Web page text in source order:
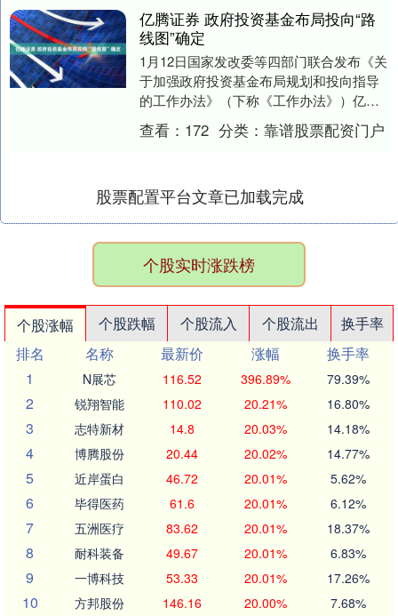
亿腾证券 政府投资基金布局投向“路
线图”确定
1月12日国家发改委等四部门联合发布《关
于加强政府投资基金布局规划和投向指导
的工作办法》（下称《工作办法》）亿腾
证券。 这是首次在国家层面对政府投资基
金的布局和....
查看： 172 分类：靠谱股票配资门户
股票配置平台文章已加载完成
个股实时涨跌榜
个股涨幅 个股跌幅 个股流入 个股流出
换手率
排名
名称 最新价 涨幅
换手率
1
N展芯 116.52 396.89% 79.39%
2 锐翔智能 110.02 20.21% 16.80%
3 志特新材 14.8 20.03% 14.18%
4 博腾股份 20.44 20.02% 14.77%
5 近岸蛋白 46.72 20.01% 5.62%
6 毕得医药 61.6 20.01% 6.12%
7 五洲医疗 83.62 20.01% 18.37%
8 耐科装备 49.67 20.01% 6.83%
9 一博科技 53.33 20.01% 17.26%
10 方邦股份 146.16 20.00% 7.68%